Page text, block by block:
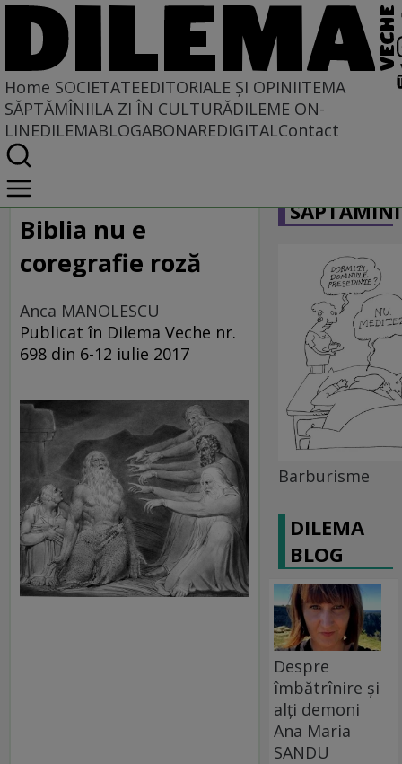
Home SOCIETATEEDITORIALE ȘI OPINIITEMA
SĂPTĂMÎNIILA ZI ÎN CULTURĂDILEME ON-
LINEDILEMABLOGABONAREDIGITALContact
Home
Societate
DIN POLUL PLUS
Biblia nu e
coregrafie roză
Anca MANOLESCU
Publicat în Dilema Veche nr.
698 din 6-12 iulie 2017
Barburisme
DILEMA
BLOG
Despre
îmbătrînire și
alți demoni
Ana Maria
SANDU